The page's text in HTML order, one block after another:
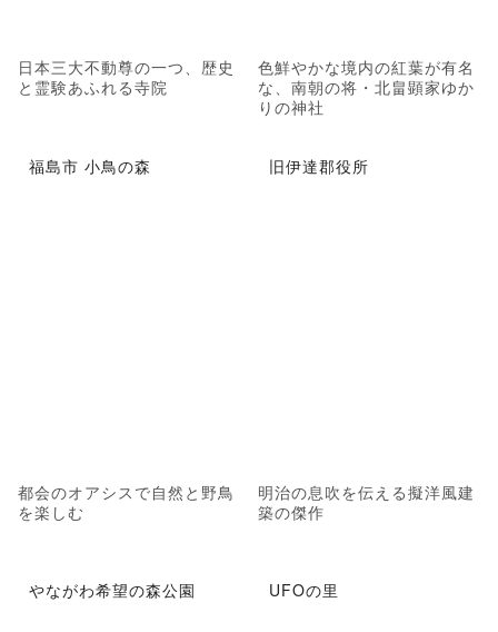
日本三大不動尊の一つ、歴史
と霊験あふれる寺院
色鮮やかな境内の紅葉が有名
な、南朝の将・北畠顕家ゆか
りの神社
福島市 小鳥の森
都会のオアシスで自然と野鳥
を楽しむ
旧伊達郡役所
明治の息吹を伝える擬洋風建
築の傑作
やながわ希望の森公園 UFOの里